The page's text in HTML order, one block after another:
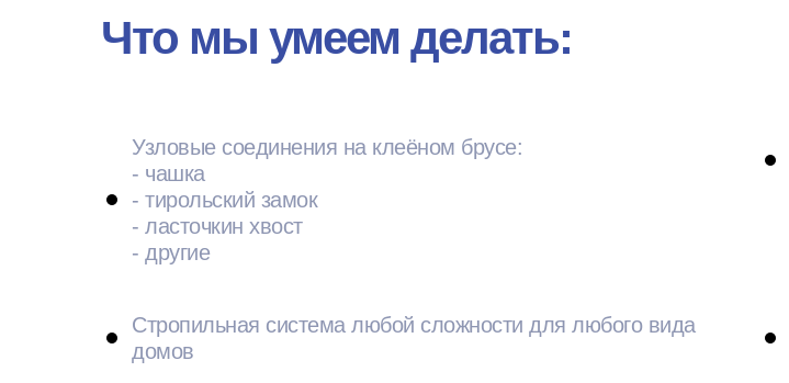
Что мы умеем делать:
Узловые соединения на клеёном брусе:
- чашка
- тирольский замок
- ласточкин хвост
- другие
Стропильная система любой сложности для любого вида
домов